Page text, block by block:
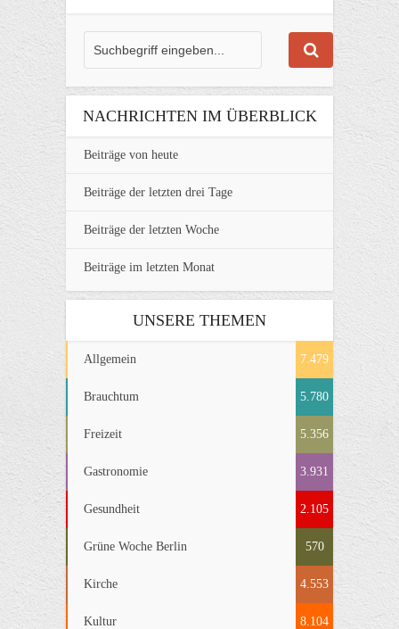
NACHRICHTEN IM ÜBERBLICK
Beiträge von heute
Beiträge der letzten drei Tage
Beiträge der letzten Woche
Beiträge im letzten Monat
UNSERE THEMEN
Allgemein 7.479
Brauchtum 5.780
Freizeit 5.356
Gastronomie 3.931
Gesundheit 2.105
Grüne Woche Berlin 570
Kirche 4.553
Kultur 8.104